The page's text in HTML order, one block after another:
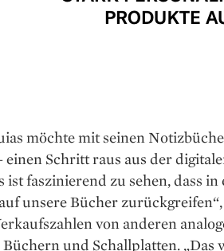
möchte mit seinen
einen Schritt raus aus der
ist faszinierend zu sehen, dass
unsere Bücher
von anderen
und Schallplatten. „Das